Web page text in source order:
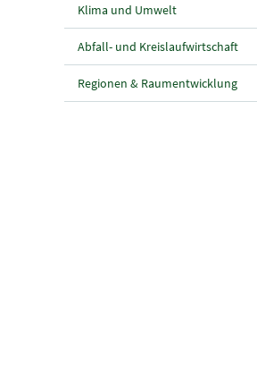
Klima und Umwelt
Abfall- und Kreislaufwirtschaft
Regionen & Raumentwicklung